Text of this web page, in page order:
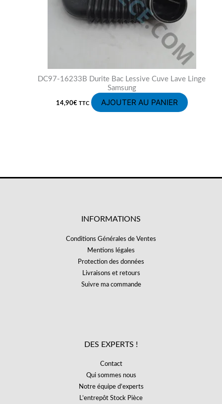
DC97-16233B Durite Bac Lessive Cuve Lave Linge
Samsung
14,90€ TTC AJOUTER AU PANIER
INFORMATIONS
Conditions Générales de Ventes
Mentions légales
Protection des données
Livraisons et retours
Suivre ma commande
DES EXPERTS !
Contact
Qui sommes nous
Notre équipe d’experts
L’entrepôt Stock Pièce